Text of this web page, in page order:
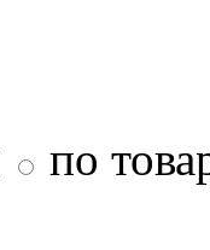
по